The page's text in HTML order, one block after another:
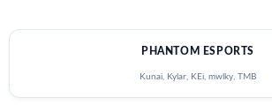
PHANTOM ESPORTS
Kunai, Kylar, KEi, mwlky, TMB